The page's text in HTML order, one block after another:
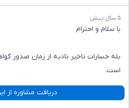
۵ سال پیش
با سلام و احترام
بله خسارات تاخیر تادیه از زمان صدور
است.
دریافت مشاوره از